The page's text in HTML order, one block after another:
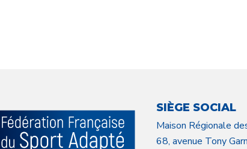
SIÈGE SOCIAL
Maison Régionale
68, avenue Tony